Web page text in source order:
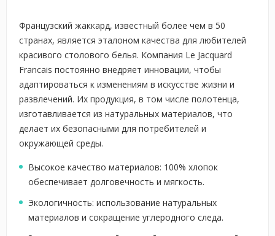
Французский жаккард, известный более чем в 50
странах, является эталоном качества для любителей
красивого столового белья. Компания Le Jacquard
Francais постоянно внедряет инновации, чтобы
адаптироваться к изменениям в искусстве жизни и
развлечений. Их продукция, в том числе полотенца,
изготавливается из натуральных материалов, что
делает их безопасными для потребителей и
окружающей среды.
Высокое качество материалов: 100% хлопок
обеспечивает долговечность и мягкость.
Экологичность: использование натуральных
материалов и сокращение углеродного следа.